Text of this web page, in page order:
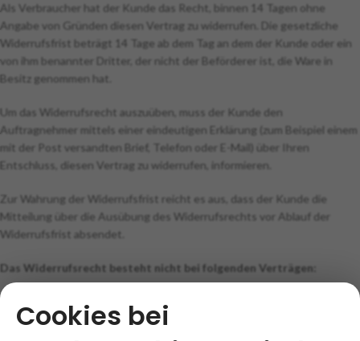
Als Verbraucher hat der Kunde das Recht, binnen 14 Tagen ohne
Angabe von Gründen diesen Vertrag zu widerrufen. Die gesetzliche
Widerrufsfrist beträgt 14 Tage ab dem Tag an dem der Kunde oder ein
von ihm benannter Dritter, der nicht der Beförderer ist, die Ware in
Besitz genommen hat.
Um das Widerrufsrecht auszuüben, muss der Kunde den
Auftragnehmer mittels einer eindeutigen Erklärung (zum Beispiel einem
mit der Post versandten Brief, Telefon oder E-Mail) über Ihren
Entschluss, diesen Vertrag zu widerrufen, informieren.
Zur Wahrung der Widerrufsfrist reicht es aus, dass der Kunde die
Mitteilung über die Ausübung des Widerrufsrechts vor Ablauf der
Widerrufsfrist absendet.
Das Widerrufsrecht besteht nicht bei folgenden Verträgen:
Der Verbraucher hat kein Rücktrittsrecht bei Fernabsatz- oder
außerhalb von Geschäftsräumen geschlossenen Verträgen über
Cookies bei